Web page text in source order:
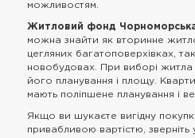
можливостям.
Житловий фонд
можна знайти як вторинне
цегляних багатоповерхівках,
новобудовах. При виборі житла
його планування і площу.
мають поліпшене планування і
Якщо ви шукаєте вигідну
привабливою вартістю, зверніть